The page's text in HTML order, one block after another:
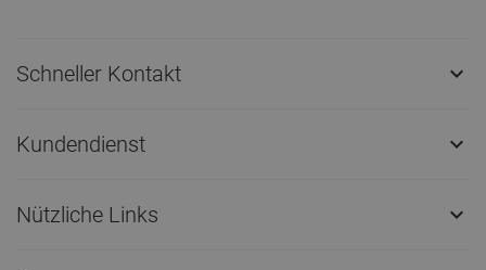
Schneller Kontakt 
Kundendienst 
Nützliche Links 